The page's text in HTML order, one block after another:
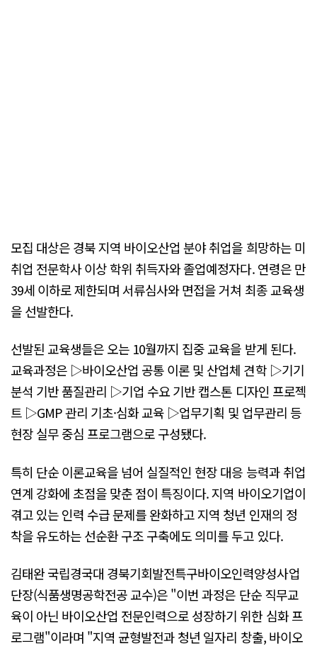
모집 대상은 경북 지역 바이오산업 분야 취업을 희망하는 미
취업 전문학사 이상 학위 취득자와 졸업예정자다. 연령은 만
39세 이하로 제한되며 서류심사와 면접을 거쳐 최종 교육생
을 선발한다.
선발된 교육생들은 오는 10월까지 집중 교육을 받게 된다.
교육과정은 ▷바이오산업 공통 이론 및 산업체 견학 ▷기기
분석 기반 품질관리 ▷기업 수요 기반 캡스톤 디자인 프로젝
트 ▷GMP 관리 기초·심화 교육 ▷업무기획 및 업무관리 등
현장 실무 중심 프로그램으로 구성됐다.
특히 단순 이론교육을 넘어 실질적인 현장 대응 능력과 취업
연계 강화에 초점을 맞춘 점이 특징이다. 지역 바이오기업이
겪고 있는 인력 수급 문제를 완화하고 지역 청년 인재의 정
착을 유도하는 선순환 구조 구축에도 의미를 두고 있다.
김태완 국립경국대 경북기회발전특구바이오인력양성사업
단장(식품생명공학전공 교수)은 "이번 과정은 단순 직무교
육이 아닌 바이오산업 전문인력으로 성장하기 위한 심화 프
로그램"이라며 "지역 균형발전과 청년 일자리 창출, 바이오